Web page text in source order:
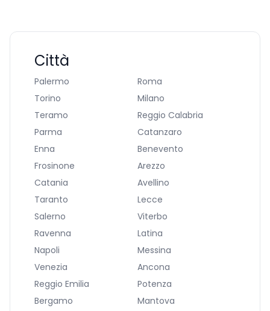
Città
Palermo
Roma
Torino
Milano
Teramo
Reggio Calabria
Parma
Catanzaro
Enna
Benevento
Frosinone
Arezzo
Catania
Avellino
Taranto
Lecce
Salerno
Viterbo
Ravenna
Latina
Napoli
Messina
Venezia
Ancona
Reggio Emilia
Potenza
Bergamo
Mantova